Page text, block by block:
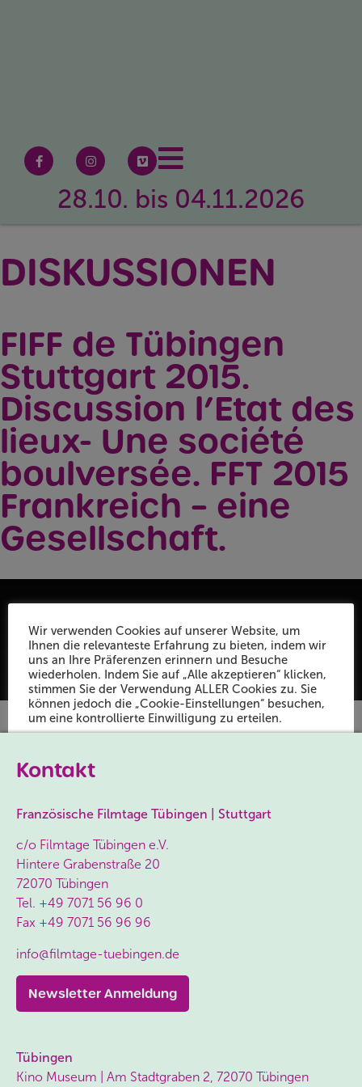
28.10. bis 04.11.2026
DISKUSSIONEN
FIFF de Tübingen
Stuttgart 2015.
Discussion l’Etat des
lieux- Une société
boulversée. FFT 2015
Frankreich – eine
Gesellschaft.
Kontakt
Französische Filmtage Tübingen | Stuttgart
c/o Filmtage Tübingen e.V.
Hintere Grabenstraße 20
72070 Tübingen
Tel. +49 7071 56 96 0
Fax +49 7071 56 96 96
info@filmtage-tuebingen.de
Newsletter Anmeldung
Tübingen
Kino Museum | Am Stadtgraben 2, 72070 Tübingen
Wir verwenden Cookies auf unserer Website, um
Ihnen die relevanteste Erfahrung zu bieten, indem wir
uns an Ihre Präferenzen erinnern und Besuche
wiederholen. Indem Sie auf „Alle akzeptieren“ klicken,
stimmen Sie der Verwendung ALLER Cookies zu. Sie
können jedoch die „Cookie-Einstellungen“ besuchen,
um eine kontrollierte Einwilligung zu erteilen.